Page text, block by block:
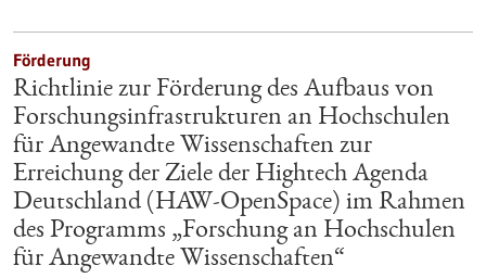
Förderung
Richtlinie zur Förderung des Aufbaus von
Forschungsinfrastrukturen an Hochschulen
für Angewandte Wissenschaften zur
Erreichung der Ziele der Hightech Agenda
Deutschland (HAW-OpenSpace) im Rahmen
des Programms „Forschung an Hochschulen
für Angewandte Wissenschaften“